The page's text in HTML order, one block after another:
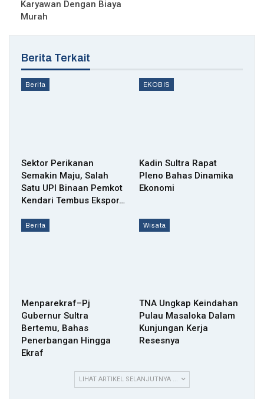
Karyawan Dengan Biaya
Murah
Berita Terkait
Berita
Sektor Perikanan
Semakin Maju, Salah
Satu UPI Binaan Pemkot
Kendari Tembus Ekspor…
EKOBIS
Kadin Sultra Rapat
Pleno Bahas Dinamika
Ekonomi
Berita
Menparekraf–Pj
Gubernur Sultra
Bertemu, Bahas
Penerbangan Hingga
Ekraf
Wisata
TNA Ungkap Keindahan
Pulau Masaloka Dalam
Kunjungan Kerja
Resesnya
LIHAT ARTIKEL SELANJUTNYA ...